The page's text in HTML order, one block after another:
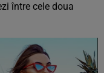
între cele doua